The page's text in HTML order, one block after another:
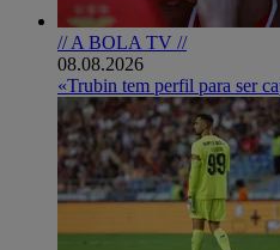
// A BOLA TV //
08.08.2026
«Trubin tem perfil para ser